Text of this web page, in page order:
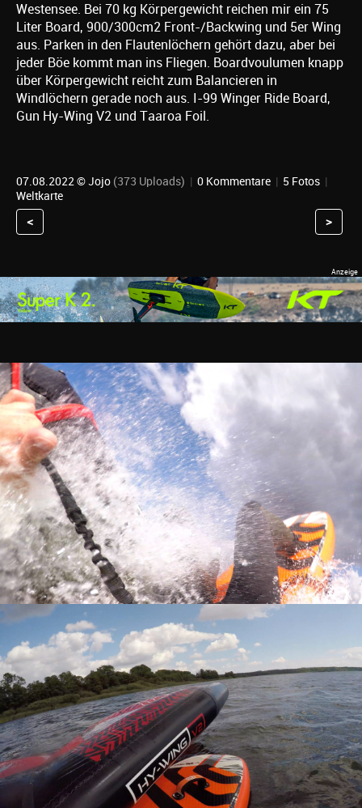
Westensee. Bei 70 kg Körpergewicht reichen mir ein 75
Liter Board, 900/300cm2 Front-/Backwing und 5er Wing
aus. Parken in den Flautenlöchern gehört dazu, aber bei
jeder Böe kommt man ins Fliegen. Boardvoulumen knapp
über Körpergewicht reicht zum Balancieren in
Windlöchern gerade noch aus. I-99 Winger Ride Board,
Gun Hy-Wing V2 und Taaroa Foil.
07.08.2022 ©Jojo (373 Uploads) | 0 Kommentare | 5 Fotos |
Weltkarte
< >